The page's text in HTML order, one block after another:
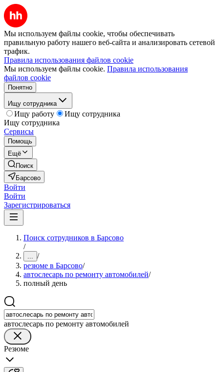
Мы используем файлы cookie, чтобы обеспечивать
правильную работу нашего веб-сайта и анализировать сетевой
трафик.
Правила использования файлов cookie
Мы используем файлы cookie. Правила использования
файлов cookie
Понятно
Ищу сотрудника
Ищу работу
Ищу сотрудника
Ищу сотрудника
Сервисы
Помощь
Ещё
Поиск
Барсово
Войти
Войти
Зарегистрироваться
Поиск сотрудников в Барсово
/
... /
резюме в Барсово/
автослесарь по ремонту автомобилей/
полный день
автослесарь по ремонту автомобилей
Резюме